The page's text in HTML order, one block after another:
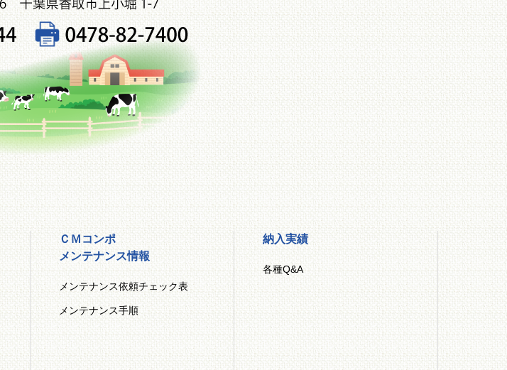
ＣＭコンポ
メンテナンス情報
メンテナンス依頼チェック表
メンテナンス手順
納入実績
各種Q&A